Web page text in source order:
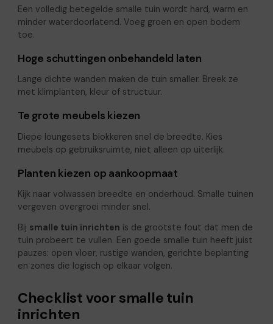
Een volledig betegelde smalle tuin wordt hard, warm en
minder waterdoorlatend. Voeg groen en open bodem
toe.
Hoge schuttingen onbehandeld laten
Lange dichte wanden maken de tuin smaller. Breek ze
met klimplanten, kleur of structuur.
Te grote meubels kiezen
Diepe loungesets blokkeren snel de breedte. Kies
meubels op gebruiksruimte, niet alleen op uiterlijk.
Planten kiezen op aankoopmaat
Kijk naar volwassen breedte en onderhoud. Smalle tuinen
vergeven overgroei minder snel.
Bij smalle tuin inrichten is de grootste fout dat men de
tuin probeert te vullen. Een goede smalle tuin heeft juist
pauzes: open vloer, rustige wanden, gerichte beplanting
en zones die logisch op elkaar volgen.
Checklist voor smalle tuin
inrichten